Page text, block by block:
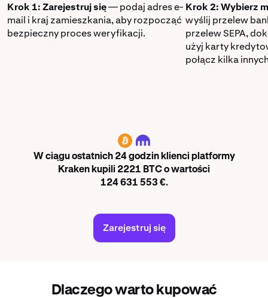
Krok 1: Zarejestruj się— podaj adres e-
mail i kraj zamieszkania, aby rozpocząć
bezpieczny proces weryfikacji.
Krok 2: Wybierz
wyślij przelew
przelew SEPA,
użyj karty
połącz kilka
BTC
W ciągu ostatnich 24 godzin klienci platformy
Kraken kupili 2221 BTC o wartości
124 631 553 €.
Zarejestruj się
Dlaczego warto kupować